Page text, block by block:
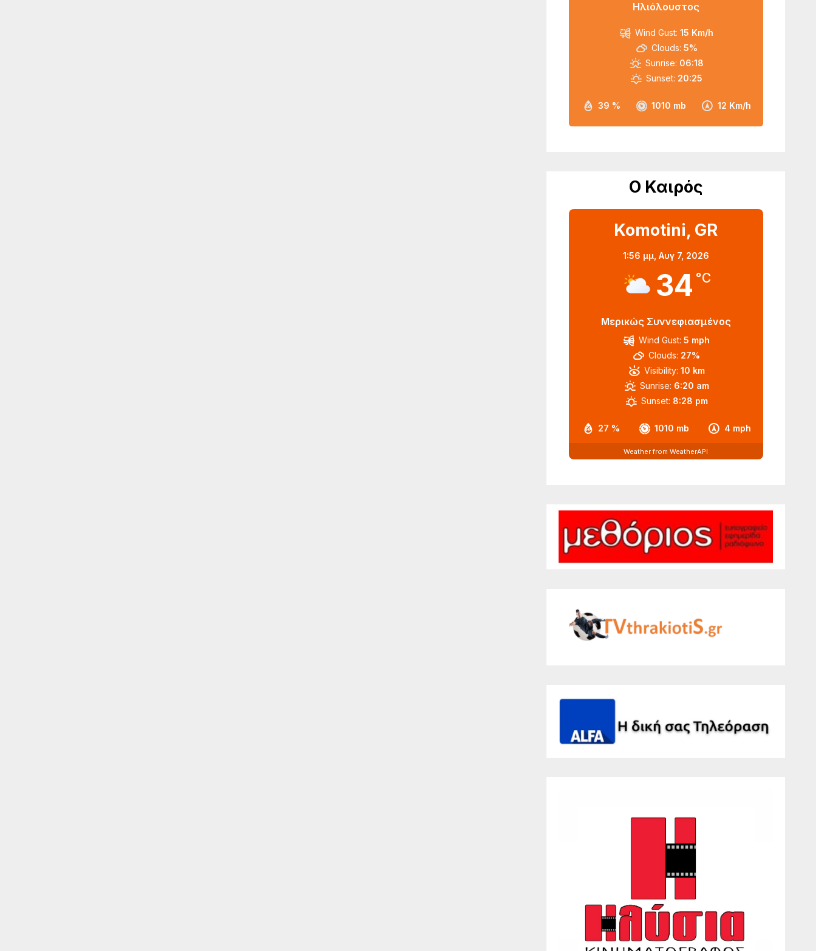
Ηλιόλουστος
39 % 1010 mb 12 Km/h
Wind Gust: 15 Km/h
Clouds: 5%
Sunrise: 06:18
Sunset: 20:25
Ο Καιρός
Komotini, GR
1:56 μμ, Αυγ 7, 2026
34 °C
Μερικώς Συννεφιασμένος
27 % 1010 mb 4 mph
Wind Gust: 5 mph
Clouds: 27%
Visibility: 10 km
Sunrise: 6:20 am
Sunset: 8:28 pm
Weather from WeatherAPI